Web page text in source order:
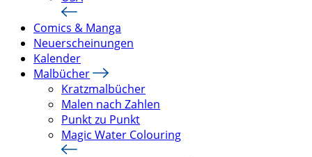
Comics & Manga
Neuerscheinungen
Kalender
Malbücher
Kratzmalbücher
Malen nach Zahlen
Punkt zu Punkt
Magic Water Colouring